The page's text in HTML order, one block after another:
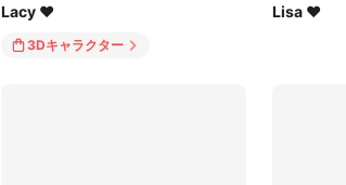
Lacy ♥
3Dキャラクター
Lisa ♥